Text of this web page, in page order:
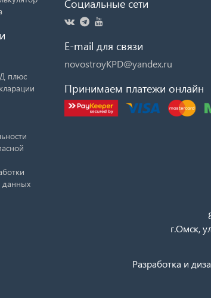
плюс
данных
Социальные сети
E-mail для связи
novostroyKPD@yandex.ru
Принимаем платежи онлайн
г.Омск,
Разработка и